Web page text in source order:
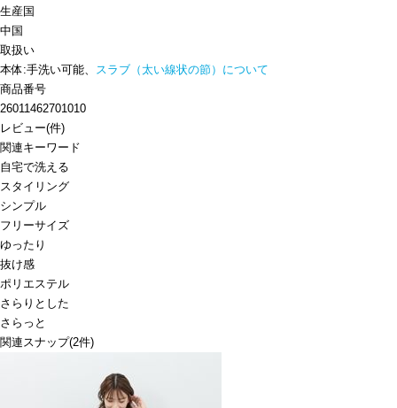
生産国
中国
取扱い
本体:手洗い可能、 スラブ（太い線状の節）について
商品番号
26011462701010
レビュー(件)
関連キーワード
自宅で洗える
スタイリング
シンプル
フリーサイズ
ゆったり
抜け感
ポリエステル
さらりとした
さらっと
関連スナップ(2件)